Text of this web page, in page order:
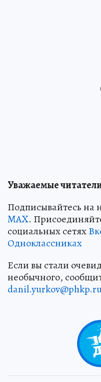
Уважаемые
Подписывайтесь на
MAX.
социальных сетях
Одноклассниках
Если вы стали
необычного,